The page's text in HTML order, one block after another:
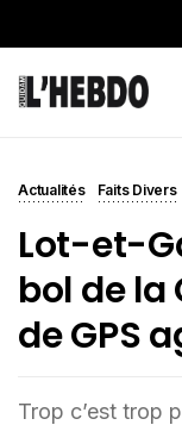
Actualités Faits Divers
Lot-et-
bol de la
de GPS
Trop c’est trop